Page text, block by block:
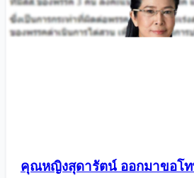
คุณหญิงสุดารัตน์ ออกมาขอโท